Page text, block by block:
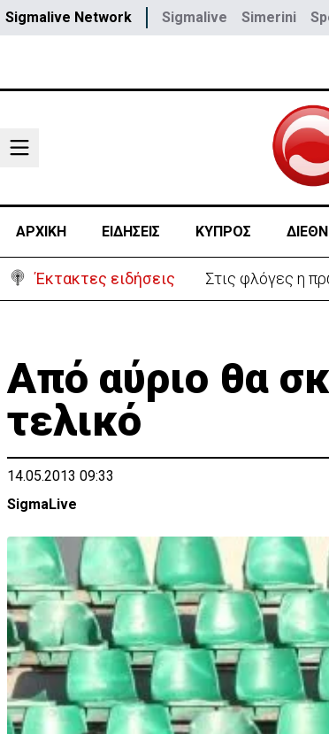
Sigmalive Network Sigmalive Simerini
ΑΡΧΙΚΗ ΕΙΔΗΣΕΙΣ ΚΥΠΡΟΣ
Έκτακτες ειδήσεις ΗΠΑ:
Από αύριο θα
τελικό
14.05.2013 09:33
SigmaLive